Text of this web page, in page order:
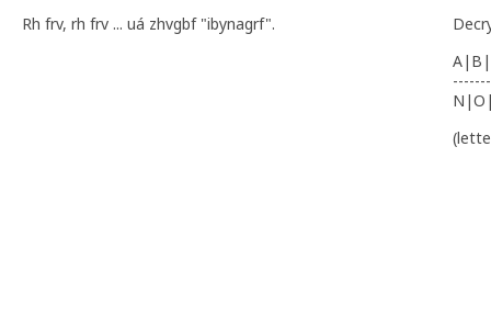
Rh frv, rh frv ... uá zhvgbf "ibynagrf".